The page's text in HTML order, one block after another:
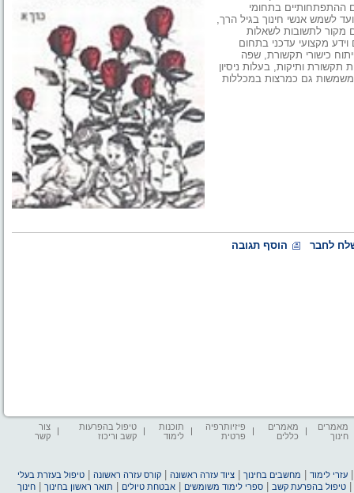
ההתפתחותיים בתחומי
לשמש אנשי חינוך בגיל הרך,
מקור לתשובות לשאלות
מקצועי עדכני בתחום
כישורי תקשורת, שפה
תקשורת ותיקות, בעלות ניסיון
גם כמרצות במכללות
לחבר הוסף תגובה
מאמרים
חינוך
מאמרים
כללים
פיזיותרפיה
פרטית
תוכנות
לימוד
טיפול בהפרעות
קשב וריכוז
צור
קשר
עזרי לימוד מחשבים בחינוך |ציוד עזרה ראשונה |קורס עזרה ראשונה |טיפול בעזרת בעלי
|טיפול בהפרעת קשב |ספרי לימוד משומשים |אבטחת טיולים תואר ראשון בחינוך |חינוך